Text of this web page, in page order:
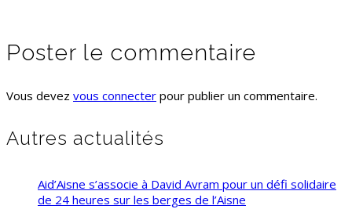
Poster le commentaire
Vous devez vous connecter pour publier un commentaire.
Autres actualités
Aid’Aisne s’associe à David Avram pour un défi solidaire
de 24 heures sur les berges de l’Aisne